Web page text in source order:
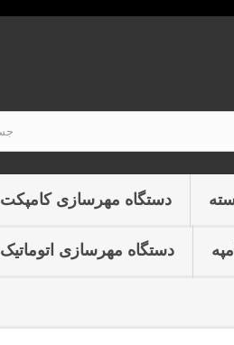
دستگاه مهرسازی کامپکت
دستگاه مهرسازی اتوماتیک